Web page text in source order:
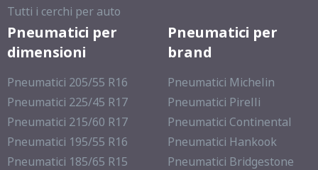
Tutti i cerchi per auto
Pneumatici per
dimensioni
Pneumatici 205/55 R16
Pneumatici 225/45 R17
Pneumatici 215/60 R17
Pneumatici 195/55 R16
Pneumatici 185/65 R15
Pneumatici per
brand
Pneumatici Michelin
Pneumatici Pirelli
Pneumatici Continental
Pneumatici Hankook
Pneumatici Bridgestone